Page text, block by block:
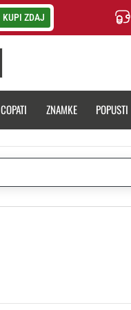
KUPI ZDAJ
ZNAMKE POPUSTI